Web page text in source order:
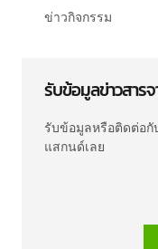
ข่าวกิจกรรม
รับข้อมูลข่าวสาร
รับข้อมูลหรือติดต่อ
แสกนด์เลย